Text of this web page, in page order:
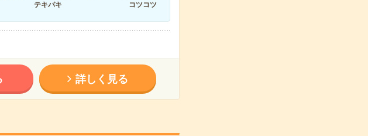
テキパキ
コツコツ
詳しく見る